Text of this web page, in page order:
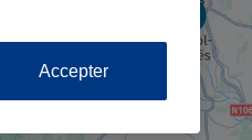
Accepter